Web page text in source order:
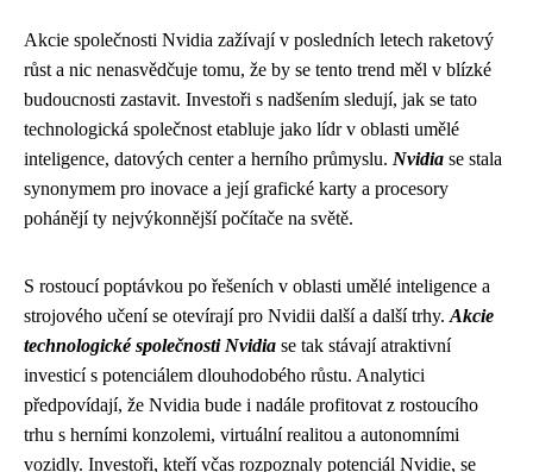
Akcie společnosti Nvidia zažívají v posledních letech raketový
růst a nic nenasvědčuje tomu, že by se tento trend měl v blízké
budoucnosti zastavit. Investoři s nadšením sledují, jak se tato
technologická společnost etabluje jako lídr v oblasti umělé
inteligence, datových center a herního průmyslu. Nvidia se stala
synonymem pro inovace a její grafické karty a procesory
pohánějí ty nejvýkonnější počítače na světě.
S rostoucí poptávkou po řešeních v oblasti umělé inteligence a
strojového učení se otevírají pro Nvidii další a další trhy.Akcie
technologické společnosti Nvidia se tak stávají atraktivní
investicí s potenciálem dlouhodobého růstu. Analytici
předpovídají, že Nvidia bude i nadále profitovat z rostoucího
trhu s herními konzolemi, virtuální realitou a autonomními
vozidly. Investoři, kteří včas rozpoznaly potenciál Nvidie, se